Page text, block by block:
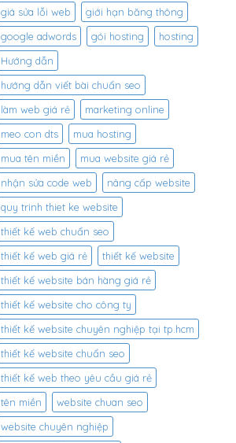
giá sửa lỗi web
giới hạn băng thông
google adwords
gói hosting
hosting
Hướng dẫn
hướng dẫn viết bài chuẩn seo
làm web giá rẻ
marketing online
meo con dts
mua hosting
mua tên miền
mua website giá rẻ
nhận sửa code web
nâng cấp website
quy trinh thiet ke website
thiết kế web chuẩn seo
thiết kế web giá rẻ
thiết kế website
thiết kế website bán hàng giá rẻ
thiết kế website cho công ty
thiết kế website chuyên nghiệp tại tp.hcm
thiết kế website chuẩn seo
thiết kế web theo yêu cầu giá rẻ
tên miền
website chuan seo
website chuyên nghiệp